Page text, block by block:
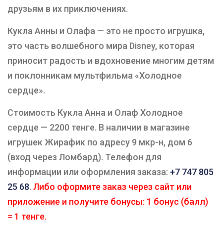
друзьям в их приключениях.
Кукла Анны и Олафа — это не просто игрушка,
это часть волшебного мира Disney, которая
приносит радость и вдохновение многим детям
и поклонникам мультфильма «Холодное
сердце».
Стоимость Кукла Анна и Олаф Холодное
сердце — 2200 тенге. В наличии в магазине
игрушек Жирафик по адресу 9 мкр-н, дом 6
(вход через Ломбард). Телефон для
информации или оформления заказа: +7 747 805
25 68. Либо оформите заказ через сайт или
приложение и получите бонусы: 1 бонус (балл)
= 1 тенге.